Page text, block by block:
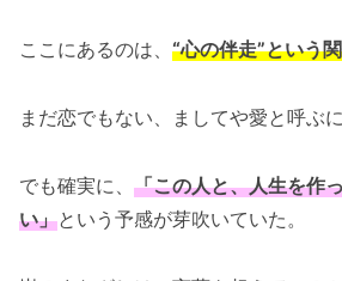
ここにあるのは、 “心の伴走”という
まだ恋でもない、ましてや愛と呼ぶに
でも確実に、 「この人と、人生を作
い」という予感が芽吹いていた。